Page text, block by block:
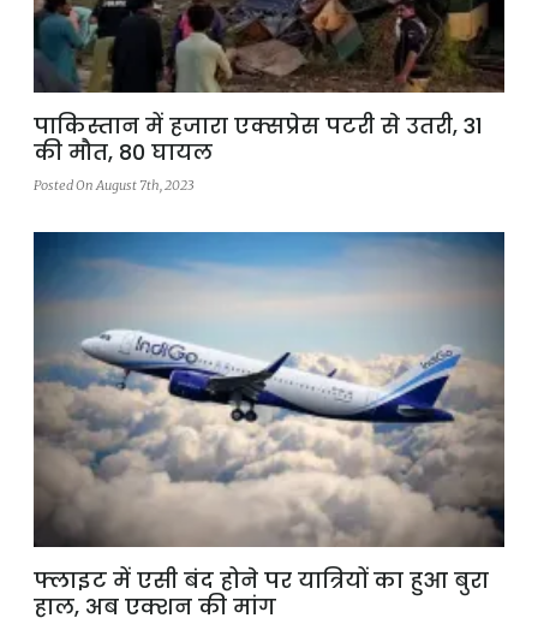
पाकिस्तान में हजारा एक्सप्रेस पटरी से उतरी, 31
की मौत, 80 घायल
Posted On August 7th, 2023
फ्लाइट में एसी बंद होने पर यात्रियों का हुआ बुरा
हाल, अब एक्शन की मांग